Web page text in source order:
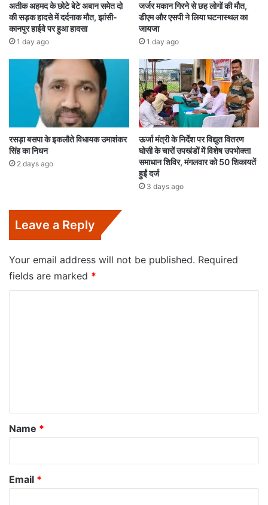
अतीक अहमद के छोटे बेटे अबान समेत दो
की सड़क हादसे में दर्दनाक मौत, झांसी-
कानपुर हाईवे पर हुआ हादसा
1 day ago
जर्जर मकान गिरने से छह लोगों की मौत,
डीएम और एसपी ने लिया घटनास्थल का
जायजा
1 day ago
रसड़ा बसपा के इकलौते विधायक उमाशंकर
सिंह का निधन
2 days ago
ऊर्जा मंत्री के निर्देश पर विद्युत वितरण
घोसी के चारों उपखंडों में विशेष उपभोक्ता
समाधान शिविर, मंगलवार को 50 शिकायतें
हुईं दर्ज
3 days ago
Leave a Reply
Your email address will not be published. Required
fields are marked *
*
Name *
Email *